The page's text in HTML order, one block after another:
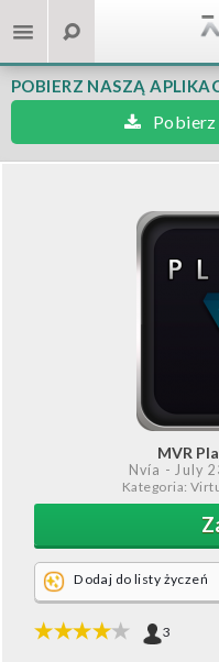
POBIERZ NASZĄ
MVR
Nvía - July
Kategoria:
Dodaj do listy życzeń
3